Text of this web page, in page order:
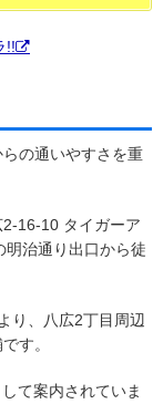
!!
の通いやすさを重
16-10 タイガーア
治通り出口から徒
り、八広2丁目周辺
す。
て案内されていま